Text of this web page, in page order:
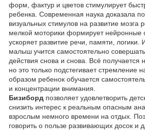
форм, фактур и цветов стимулирует
ребенка. Современная наука доказала
визуальных стимулов на развитие мозга
мелкой моторики формирует нейронные
ускоряет развитие речи, памяти, логики.
малыш учится самостоятельно
действия снова и снова. Всё получается
но это только подстегивает стремление
образом ребенок обучается
и концентрации внимания.
Бизиборд позволяет удовлетворить
снизить интерес к реальным опасным
взрослым немного времени на отдых.
говорить о пользе развивающих досок и